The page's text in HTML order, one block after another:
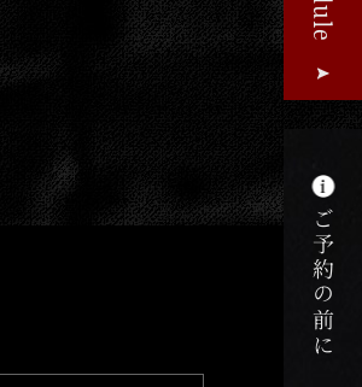
ご予約の前に